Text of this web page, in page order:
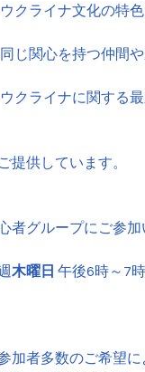
クライナ文化の特
じ関心を持つ仲間
クライナに関する
提供しています。
者グループにご参加
木曜日 午後6時～7時
加者多数のご希望に